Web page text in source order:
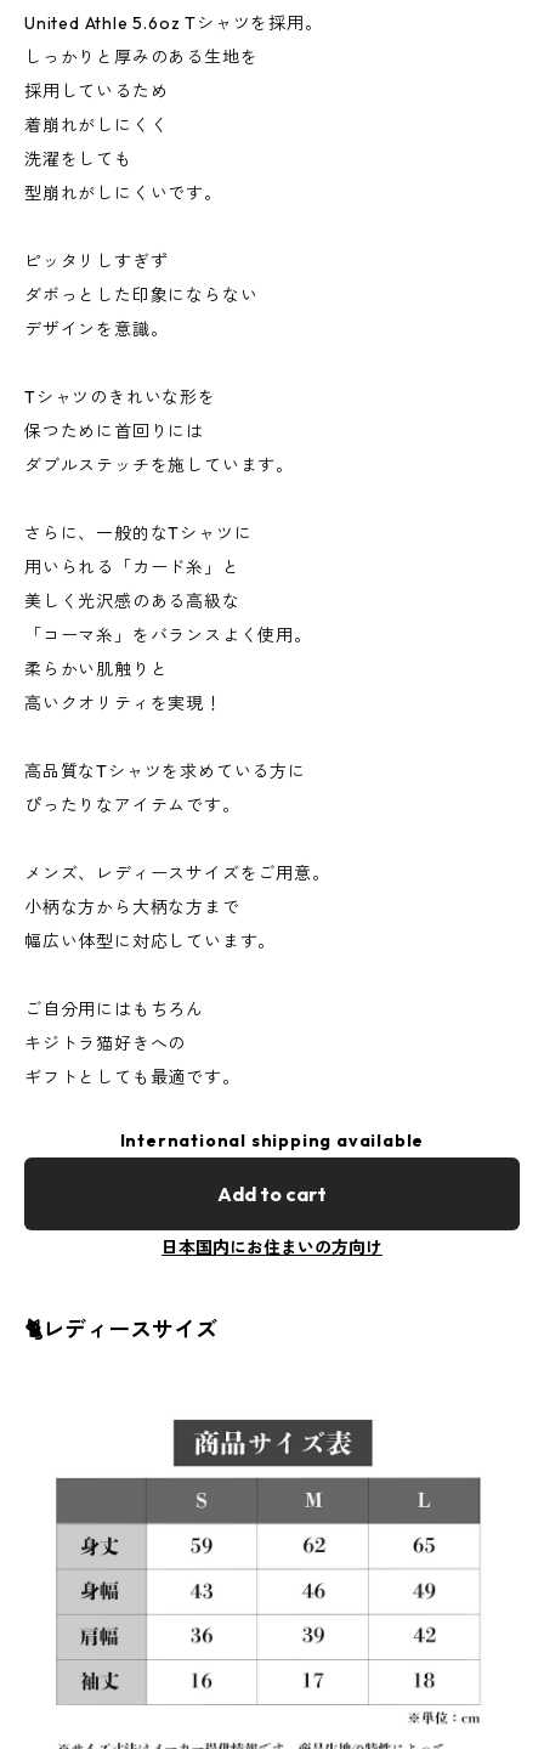
United Athle 5.6oz Tシャツを採用。
しっかりと厚みのある生地を
採用しているため
着崩れがしにくく
洗濯をしても
型崩れがしにくいです。
ピッタリしすぎず
ダボっとした印象にならない
デザインを意識。
Tシャツのきれいな形を
保つために首回りには
ダブルステッチを施しています。
さらに、一般的なTシャツに
用いられる「カード糸」と
美しく光沢感のある高級な
「コーマ糸」をバランスよく使用。
柔らかい肌触りと
高いクオリティを実現！
高品質なTシャツを求めている方に
ぴったりなアイテムです。
メンズ、レディースサイズをご用意。
小柄な方から大柄な方まで
幅広い体型に対応しています。
ご自分用にはもちろん
キジトラ猫好きへの
ギフトとしても最適です。
International shipping available
Add to cart
日本国内にお住まいの方向け
🐈レディースサイズ